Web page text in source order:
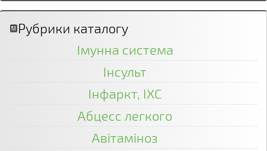
Рубрики каталогу
Імунна система
Інсульт
Інфаркт, ІХС
Абцесс легкого
Авітаміноз